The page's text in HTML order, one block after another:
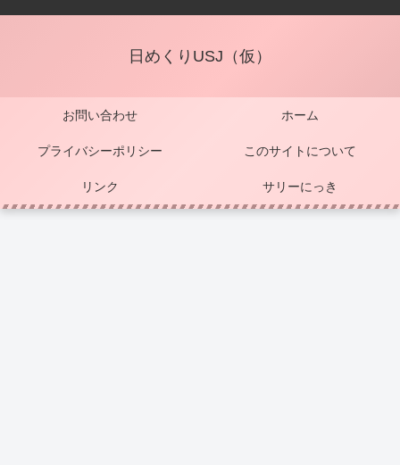
日めくりUSJ（仮）
お問い合わせ ホーム
プライバシーポリシー このサイトについて
リンク サリーにっき